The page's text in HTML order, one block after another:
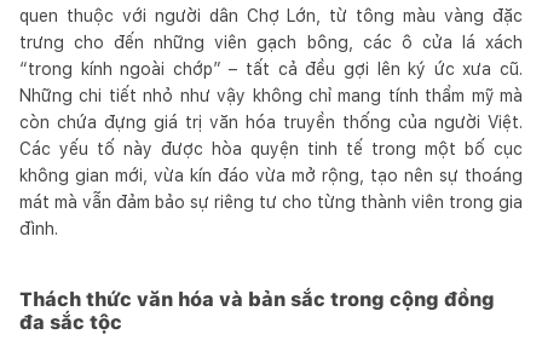
quen thuộc với người dân Chợ Lớn, từ tông màu vàng đặc
trưng cho đến những viên gạch bông, các ô cửa lá xách
“trong kính ngoài chớp” – tất cả đều gợi lên ký ức xưa cũ.
Những chi tiết nhỏ như vậy không chỉ mang tính thẩm mỹ mà
còn chứa đựng giá trị văn hóa truyền thống của người Việt.
Các yếu tố này được hòa quyện tinh tế trong một bố cục
không gian mới, vừa kín đáo vừa mở rộng, tạo nên sự thoáng
mát mà vẫn đảm bảo sự riêng tư cho từng thành viên trong gia
đình.
Thách thức văn hóa và bản sắc trong cộng đồng
đa sắc tộc